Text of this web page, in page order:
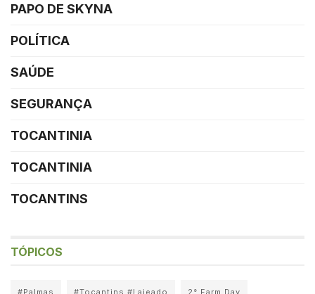
PAPO DE SKYNA
POLÍTICA
SAÚDE
SEGURANÇA
TOCANTINIA
TOCANTINIA
TOCANTINS
TÓPICOS
#Palmas #Tocantins #Lajeado 2° Farm Day